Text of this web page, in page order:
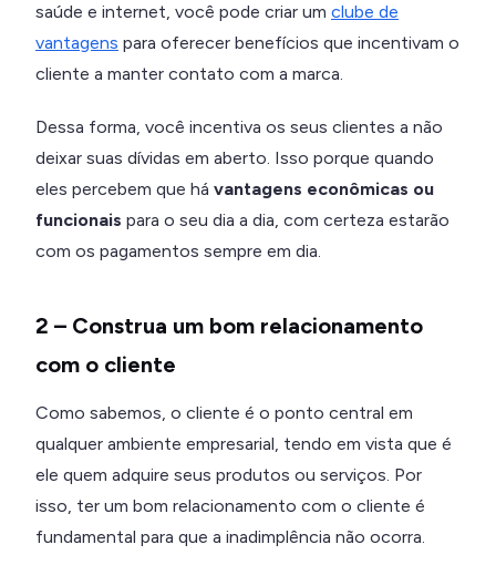
saúde e internet, você pode criar um clube de
vantagens para oferecer benefícios que incentivam o
cliente a manter contato com a marca.
Dessa forma, você incentiva os seus clientes a não
deixar suas dívidas em aberto. Isso porque quando
eles percebem que há vantagens econômicas ou
funcionais para o seu dia a dia, com certeza estarão
com os pagamentos sempre em dia.
2 – Construa um bom relacionamento
com o cliente
Como sabemos, o cliente é o ponto central em
qualquer ambiente empresarial, tendo em vista que é
ele quem adquire seus produtos ou serviços. Por
isso, ter um bom relacionamento com o cliente é
fundamental para que a inadimplência não ocorra.